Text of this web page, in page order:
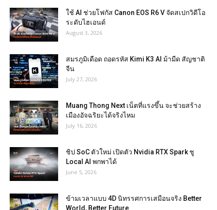
ใช้ AI ช่วยโฟกัส Canon EOS R6 V จัดสเปกวิดีโอ
ระดับไฮเอนด์
August 3, 2026
สมรภูมิเดือด ถอดรหัส Kimi K3 AI ม้ามืด สัญชาติ
จีน
July 27, 2026
Muang Thong Next เน็ตที่แรงขึ้น จะช่วยสร้าง
เมืองอัจฉริยะได้จริงไหม
July 16, 2026
ชิป SoC ตัวใหม่ เปิดตัว Nvidia RTX Spark ชู
Local AI พกพาได้
June 5, 2026
ข้ามเวลาแบบ 4D นิทรรศการเสมือนจริง Better
World, Better Future